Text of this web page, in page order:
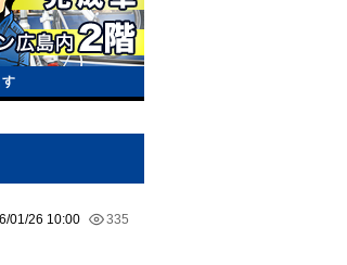
01/26 10:00 335